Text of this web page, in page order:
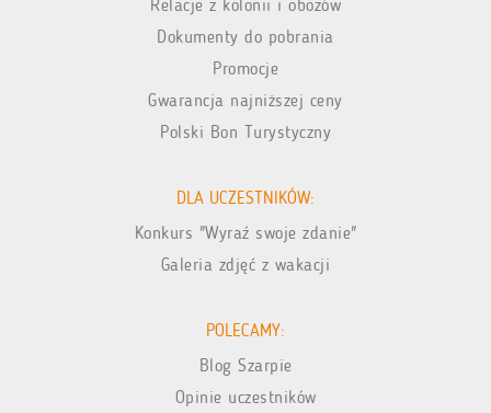
Relacje z kolonii i obozów
Dokumenty do pobrania
Promocje
Gwarancja najniższej ceny
Polski Bon Turystyczny
DLA UCZESTNIKÓW:
Konkurs "Wyraź swoje zdanie"
Galeria zdjęć z wakacji
POLECAMY:
Blog Szarpie
Opinie uczestników